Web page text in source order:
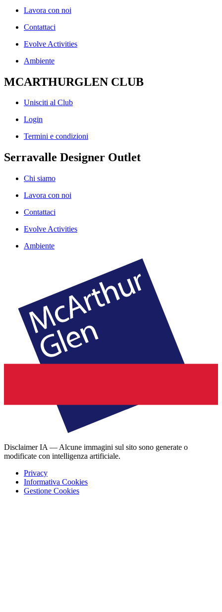
Lavora con noi
Contattaci
Evolve Activities
Ambiente
MCARTHURGLEN CLUB
Unisciti al Club
Login
Termini e condizioni
Serravalle Designer Outlet
Chi siamo
Lavora con noi
Contattaci
Evolve Activities
Ambiente
Disclaimer IA — Alcune immagini sul sito sono generate o
modificate con intelligenza artificiale.
Privacy
Informativa Cookies
Gestione Cookies